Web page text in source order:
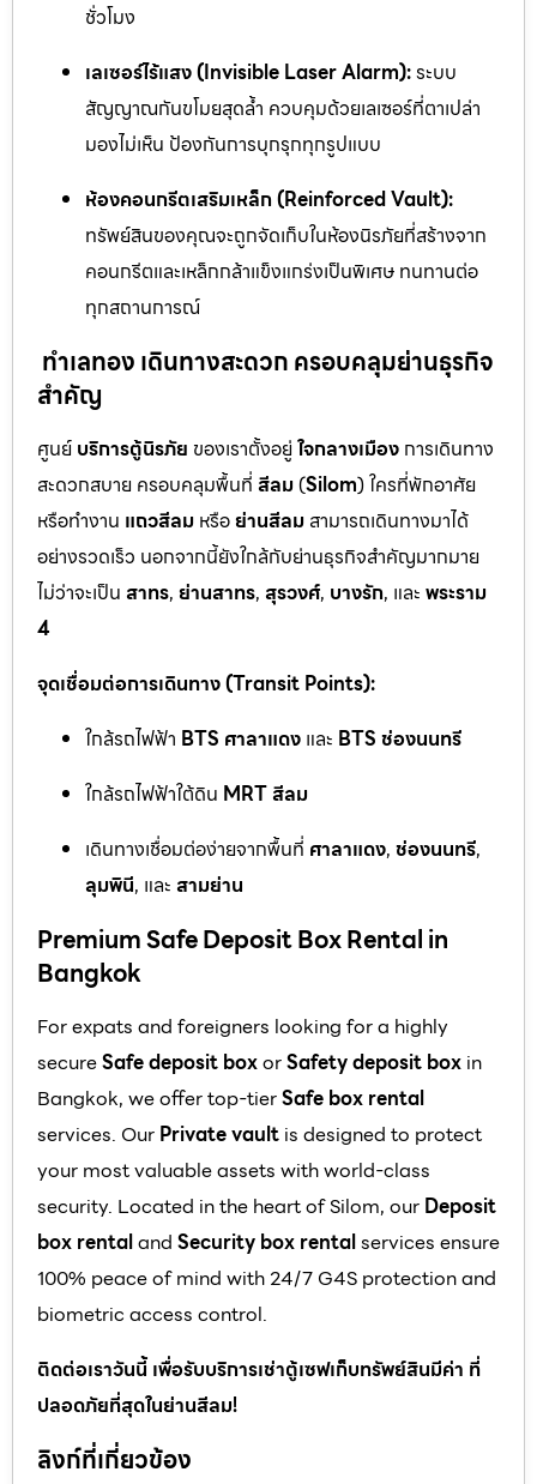
ชั่วโมง
เลเซอร์ไร้แสง (Invisible Laser Alarm):ระบบ
สัญญาณกันขโมยสุดล้ำ ควบคุมด้วยเลเซอร์ที่ตาเปล่า
มองไม่เห็น ป้องกันการบุกรุกทุกรูปแบบ
ห้องคอนกรีตเสริมเหล็ก (Reinforced Vault):
ทรัพย์สินของคุณจะถูกจัดเก็บในห้องนิรภัยที่สร้างจาก
คอนกรีตและเหล็กกล้าแข็งแกร่งเป็นพิเศษ ทนทานต่อ
ทุกสถานการณ์
ทำเลทอง เดินทางสะดวก ครอบคลุมย่านธุรกิจ
สำคัญ
ศูนย์ บริการตู้นิรภัย ของเราตั้งอยู่ ใจกลางเมือง การเดินทาง
สะดวกสบาย ครอบคลุมพื้นที่ สีลม(Silom) ใครที่พักอาศัย
หรือทำงาน แถวสีลม หรือย่านสีลม สามารถเดินทางมาได้
อย่างรวดเร็ว นอกจากนี้ยังใกล้กับย่านธุรกิจสำคัญมากมาย
ไม่ว่าจะเป็น สาทร, ย่านสาทร, สุรวงศ์, บางรัก, และ พระราม
4
จุดเชื่อมต่อการเดินทาง (Transit Points):
ใกล้รถไฟฟ้า BTS ศาลาแดง และ BTS ช่องนนทรี
ใกล้รถไฟฟ้าใต้ดิน MRT สีลม
เดินทางเชื่อมต่อง่ายจากพื้นที่ ศาลาแดง, ช่องนนทรี,
ลุมพินี, และ สามย่าน
Premium Safe Deposit Box Rental in
Bangkok
For expats and foreigners looking for a highly
secureSafe deposit boxorSafety deposit box in
Bangkok, we offer top-tierSafe box rental
services. Our Private vault is designed to protect
your most valuable assets with world-class
security. Located in the heart of Silom, our Deposit
box rentaland Security box rentalservices ensure
100% peace of mind with 24/7 G4S protection and
biometric access control.
ติดต่อเราวันนี้ เพื่อรับบริการเช่าตู้เซฟเก็บทรัพย์สินมีค่า ที่
ปลอดภัยที่สุดในย่านสีลม!
ลิงก์ที่เกี่ยวข้อง